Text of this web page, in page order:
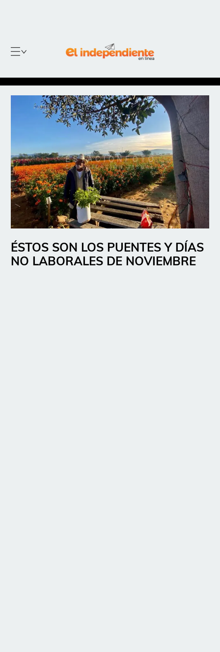
ÉSTOS SON LOS PUENTES Y DÍAS
NO LABORALES DE NOVIEMBRE